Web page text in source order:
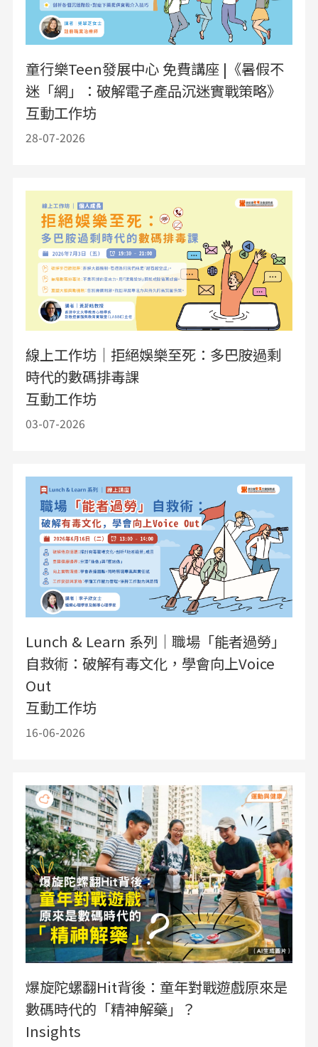
童行樂Teen發展中心 免費講座 |《暑假不
迷「網」：破解電子產品沉迷實戰策略》
互動工作坊
28-07-2026
線上工作坊｜拒絕娛樂至死：多巴胺過剩
時代的數碼排毒課
互動工作坊
03-07-2026
Lunch & Learn 系列｜職場「能者過勞」
自救術：破解有毒文化，學會向上Voice
Out
互動工作坊
16-06-2026
爆旋陀螺翻Hit背後：童年對戰遊戲原來是
數碼時代的「精神解藥」？
Insights